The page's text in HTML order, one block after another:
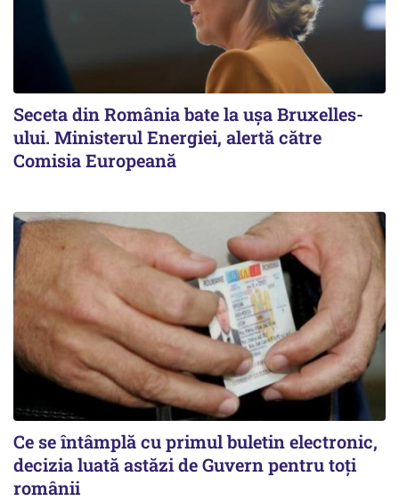
Seceta din România bate la ușa Bruxelles-
ului. Ministerul Energiei, alertă către
Comisia Europeană
Ce se întâmplă cu primul buletin electronic,
decizia luată astăzi de Guvern pentru toți
românii